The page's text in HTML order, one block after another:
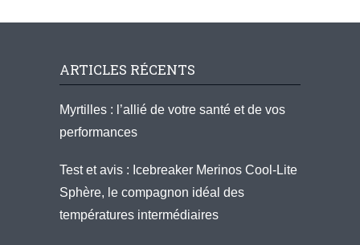
ARTICLES RÉCENTS
Myrtilles : l’allié de votre santé et de vos
performances
Test et avis : Icebreaker Merinos Cool-Lite
Sphère, le compagnon idéal des
températures intermédiaires